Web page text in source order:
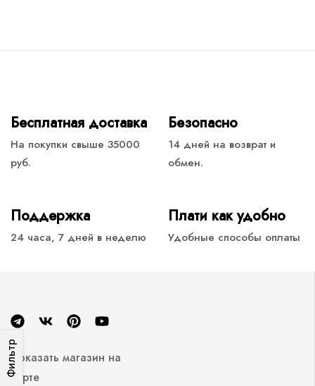
Фильтр
Бесплатная доставка
На покупки свыше 35000
руб.
Безопасно
14 дней на возврат и
обмен.
Поддержка
24 часа, 7 дней в неделю
Плати как удобно
Удобные способы оплаты
Показать магазин на
карте